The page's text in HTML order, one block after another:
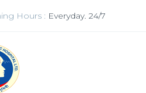
Hours : Everyday. 24/7